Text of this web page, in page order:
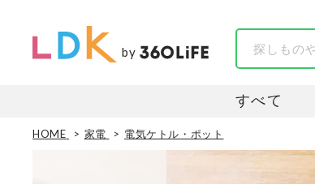
by
すべて
HOME 家電 電気ケトル・ポット